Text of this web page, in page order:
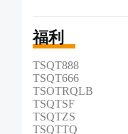
福利
TSQT888
TSQT666
TSOTRQLB
TSQTSF
TSQTZS
TSQTTQ